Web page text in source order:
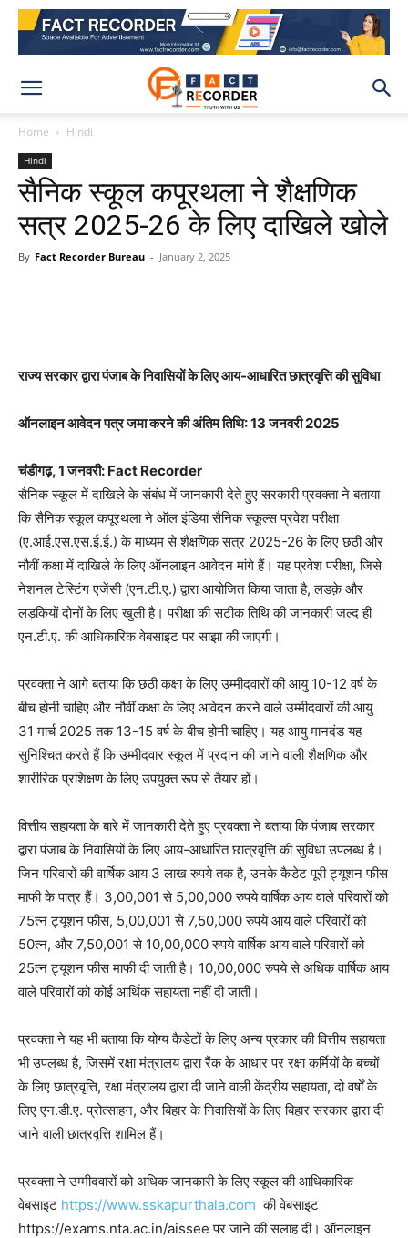
Home Hindi
Hindi
सैनिक स्कूल कपूरथला ने शैक्षणिक
सत्र 2025-26 के लिए दाखिले खोले
By Fact Recorder Bureau - January 2, 2025
राज्य सरकार द्वारा पंजाब के निवासियों के लिए आय-आधारित छात्रवृत्ति की सुविधा
ऑनलाइन आवेदन पत्र जमा करने की अंतिम तिथि: 13 जनवरी 2025
चंडीगढ़, 1 जनवरी: Fact Recorder
सैनिक स्कूल में दाखिले के संबंध में जानकारी देते हुए सरकारी प्रवक्ता ने बताया
कि सैनिक स्कूल कपूरथला ने ऑल इंडिया सैनिक स्कूल्स प्रवेश परीक्षा
(ए.आई.एस.एस.ई.ई.) के माध्यम से शैक्षणिक सत्र 2025-26 के लिए छठी और
नौवीं कक्षा में दाखिले के लिए ऑनलाइन आवेदन मांगे हैं। यह प्रवेश परीक्षा, जिसे
नेशनल टेस्टिंग एजेंसी (एन.टी.ए.) द्वारा आयोजित किया जाता है, लडक़े और
लड़कियों दोनों के लिए खुली है। परीक्षा की सटीक तिथि की जानकारी जल्द ही
एन.टी.ए. की आधिकारिक वेबसाइट पर साझा की जाएगी।
प्रवक्ता ने आगे बताया कि छठी कक्षा के लिए उम्मीदवारों की आयु 10-12 वर्ष के
बीच होनी चाहिए और नौवीं कक्षा के लिए आवेदन करने वाले उम्मीदवारों की आयु
31 मार्च 2025 तक 13-15 वर्ष के बीच होनी चाहिए। यह आयु मानदंड यह
सुनिश्चित करते हैं कि उम्मीदवार स्कूल में प्रदान की जाने वाली शैक्षणिक और
शारीरिक प्रशिक्षण के लिए उपयुक्त रूप से तैयार हों।
वित्तीय सहायता के बारे में जानकारी देते हुए प्रवक्ता ने बताया कि पंजाब सरकार
द्वारा पंजाब के निवासियों के लिए आय-आधारित छात्रवृत्ति की सुविधा उपलब्ध है।
जिन परिवारों की वार्षिक आय 3 लाख रुपये तक है, उनके कैडेट पूरी ट्यूशन फीस
माफी के पात्र हैं। 3,00,001 से 5,00,000 रुपये वार्षिक आय वाले परिवारों को
75त्न ट्यूशन फीस, 5,00,001 से 7,50,000 रुपये आय वाले परिवारों को
50त्न, और 7,50,001 से 10,00,000 रुपये वार्षिक आय वाले परिवारों को
25त्न ट्यूशन फीस माफी दी जाती है। 10,00,000 रुपये से अधिक वार्षिक आय
वाले परिवारों को कोई आर्थिक सहायता नहीं दी जाती।
प्रवक्ता ने यह भी बताया कि योग्य कैडेटों के लिए अन्य प्रकार की वित्तीय सहायता
भी उपलब्ध है, जिसमें रक्षा मंत्रालय द्वारा रैंक के आधार पर रक्षा कर्मियों के बच्चों
के लिए छात्रवृत्ति, रक्षा मंत्रालय द्वारा दी जाने वाली केंद्रीय सहायता, दो वर्षों के
लिए एन.डी.ए. प्रोत्साहन, और बिहार के निवासियों के लिए बिहार सरकार द्वारा दी
जाने वाली छात्रवृत्ति शामिल हैं।
प्रवक्ता ने उम्मीदवारों को अधिक जानकारी के लिए स्कूल की आधिकारिक
वेबसाइट https://www.sskapurthala.com की वेबसाइट
https://exams.nta.ac.in/aissee पर जाने की सलाह दी। ऑनलाइन